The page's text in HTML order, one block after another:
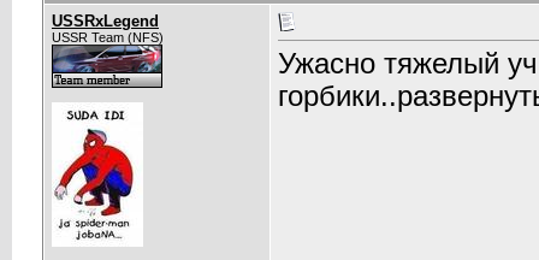
USSRxLegend
USSR Team (NFS)
Ужасно тяжелый